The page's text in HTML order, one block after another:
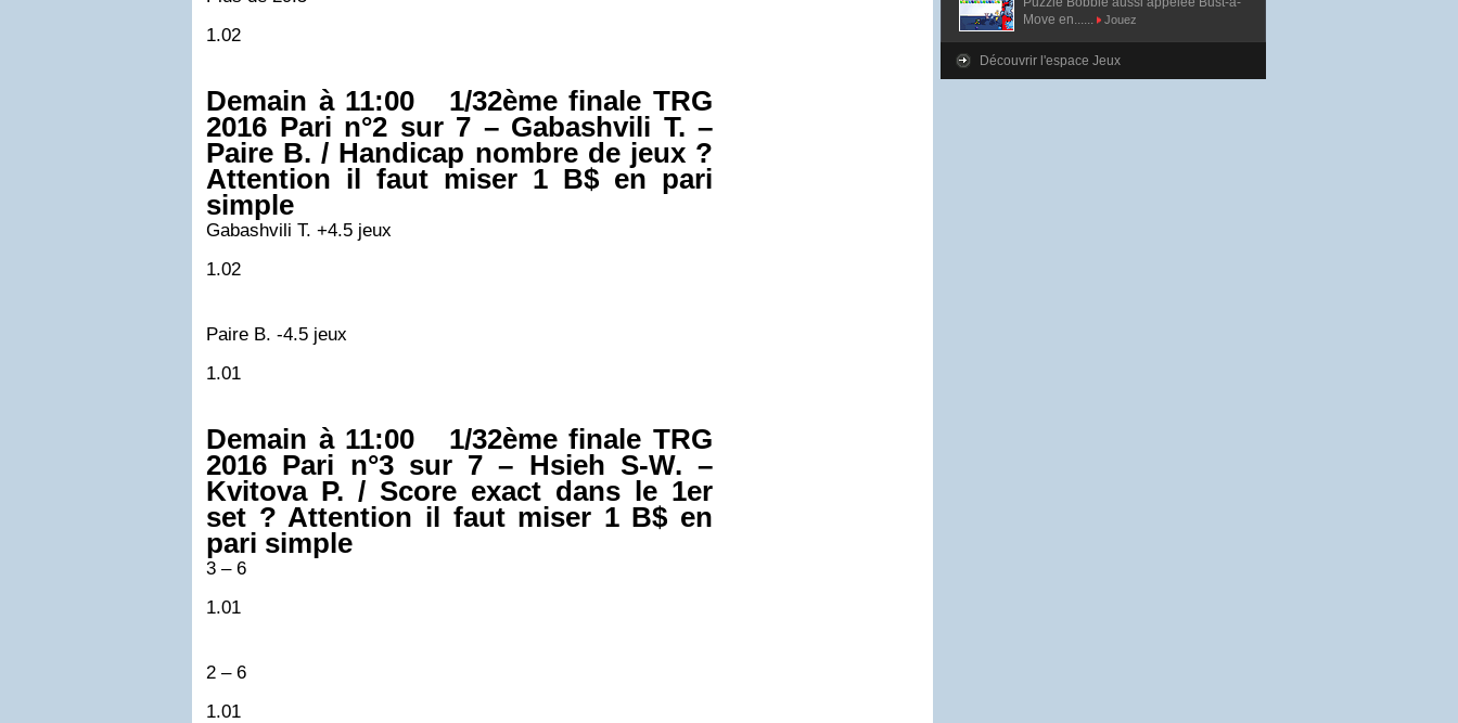
1.02
Demain à 11:00 1/32ème finale TRG
2016 Pari n°2 sur 7 – Gabashvili T. –
Paire B. / Handicap nombre de jeux ?
Attention il faut miser 1 B$ en pari
simple
Gabashvili T. +4.5 jeux
1.02
Paire B. -4.5 jeux
1.01
Demain à 11:00 1/32ème finale TRG
2016 Pari n°3 sur 7 – Hsieh S-W. –
Kvitova P. / Score exact dans le 1er
set ? Attention il faut miser 1 B$ en
pari simple
3 – 6
1.01
2 – 6
1.01
Move en......
Jouez
Découvrir l'espace Jeux